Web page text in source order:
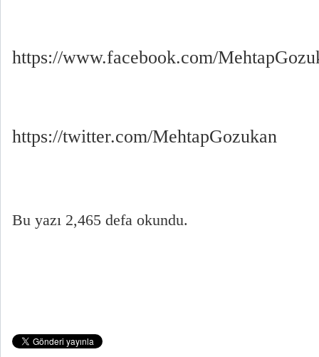
https://www.facebook.com/
https://twitter.com/MehtapGozukan
Bu yazı 2,465 defa okundu.